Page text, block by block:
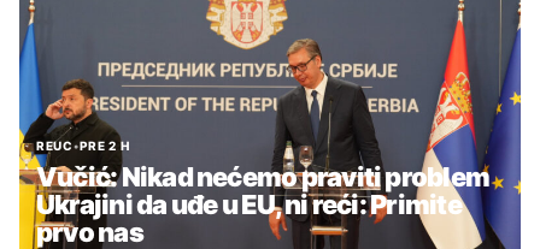
REUC•PRE 2 H
Vučić: Nikad nećemo praviti problem
Ukrajini da uđe u EU, ni reći: Primite
prvo nas